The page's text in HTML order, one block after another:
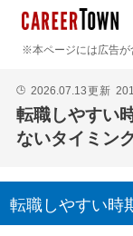
※本ページには広告が
🕒 2026.07.13更新
転職しやすい
ないタイミン
転職しやすい時